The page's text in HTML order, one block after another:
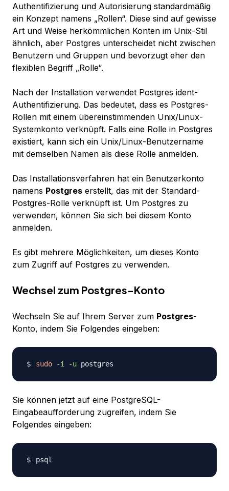
Authentifizierung und Autorisierung standardmäßig
ein Konzept namens „Rollen“. Diese sind auf gewisse
Art und Weise herkömmlichen Konten im Unix-Stil
ähnlich, aber Postgres unterscheidet nicht zwischen
Benutzern und Gruppen und bevorzugt eher den
flexiblen Begriff „Rolle“.
Nach der Installation verwendet Postgres ident-
Authentifizierung. Das bedeutet, dass es Postgres-
Rollen mit einem übereinstimmenden Unix/Linux-
Systemkonto verknüpft. Falls eine Rolle in Postgres
existiert, kann sich ein Unix/Linux-Benutzername
mit demselben Namen als diese Rolle anmelden.
Das Installationsverfahren hat ein Benutzerkonto
namens Postgres erstellt, das mit der Standard-
Postgres-Rolle verknüpft ist. Um Postgres zu
verwenden, können Sie sich bei diesem Konto
anmelden.
Es gibt mehrere Möglichkeiten, um dieses Konto
zum Zugriff auf Postgres zu verwenden.
Wechsel zum Postgres-Konto
Wechseln Sie auf Ihrem Server zum Postgres-
Konto, indem Sie Folgendes eingeben:
sudo -i -u
Sie können jetzt auf eine PostgreSQL-
Eingabeaufforderung zugreifen, indem Sie
Folgendes eingeben: